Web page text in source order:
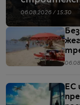
06.08.2026 / 15:30
ЕС